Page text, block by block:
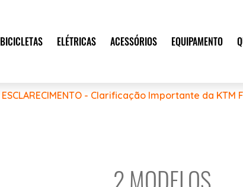
BICICLETAS ELÉTRICAS ACESSÓRIOS EQUIPAMENTO
ESCLARECIMENTO - Clarificação Importante da KTM
2 MODELOS